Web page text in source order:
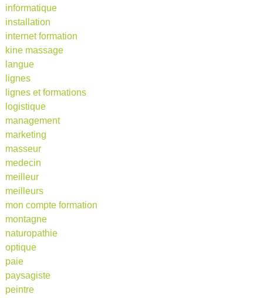
informatique
installation
internet formation
kine massage
langue
lignes
lignes et formations
logistique
management
marketing
masseur
medecin
meilleur
meilleurs
mon compte formation
montagne
naturopathie
optique
paie
paysagiste
peintre